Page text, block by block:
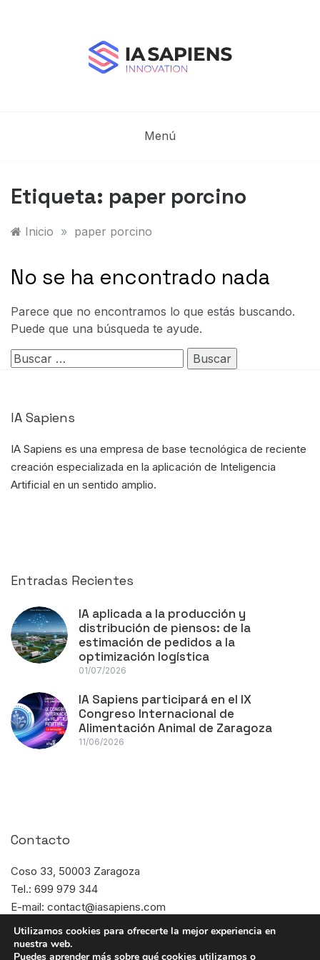
Menú
Etiqueta: paper porcino
Inicio » paper porcino
No se ha encontrado nada
Parece que no encontramos lo que estás buscando.
Puede que una búsqueda te ayude.
Buscar:
IA Sapiens
IA Sapiens es una empresa de base tecnológica de reciente
creación especializada en la aplicación de Inteligencia
Artificial en un sentido amplio.
Entradas Recientes
IA aplicada a la producción y
distribución de piensos: de la
estimación de pedidos a la
optimización logística
01/07/2026
IA Sapiens participará en el IX
Congreso Internacional de
Alimentación Animal de Zaragoza
11/06/2026
Contacto
Coso 33, 50003 Zaragoza
Tel.: 699 979 344
E-mail: contact@iasapiens.com
Horario: L-J de 8:00 a 17:00
Utilizamos cookies para ofrecerte la mejor experiencia en
nuestra web.
Puedes aprender más sobre qué cookies utilizamos o